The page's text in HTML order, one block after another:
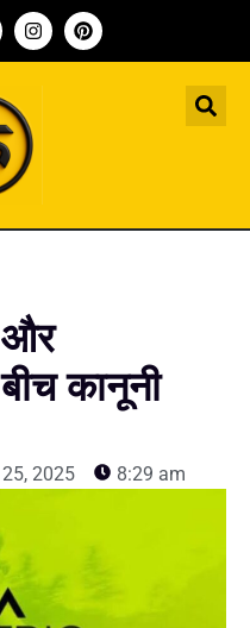
कानूनी
2025 8:29 am